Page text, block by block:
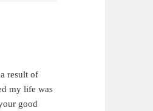
result of
my life was
good